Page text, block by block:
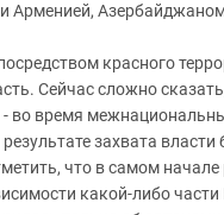
Арменией,
красного
Сейчас сложно
во время
захвата
что в самом
какой-либо части